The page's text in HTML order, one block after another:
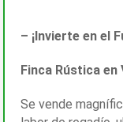
– ¡Invierte en el
Finca Rústica en
Se vende